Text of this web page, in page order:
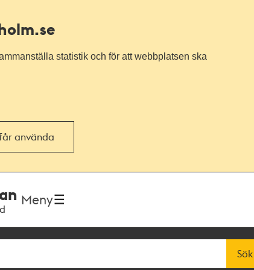
statistik och för att webbplatsen ska
använda
Meny
Sök